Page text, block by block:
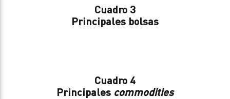
Cuadro 3
Principales bolsas
Cuadro 4
Principales commodities